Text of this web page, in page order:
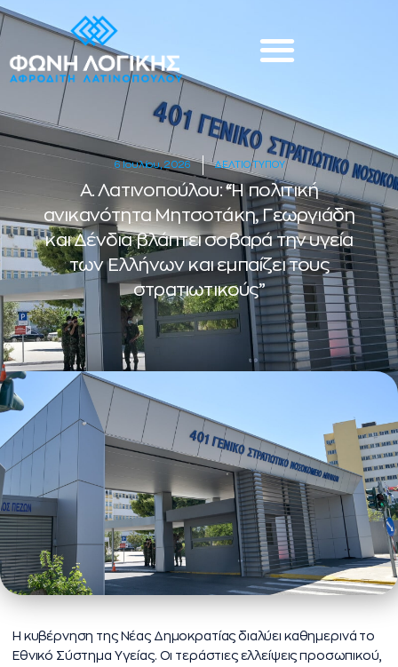
6 Ιουλίου, 2026 ΔΕΛΤΙΟ ΤΥΠΟΥ
Α. Λατινοπούλου: “Η πολιτική
ανικανότητα Μητσοτάκη, Γεωργιάδη
και Δένδια βλάπτει σοβαρά την υγεία
των Ελλήνων και εμπαίζει τους
στρατιωτικούς”
Η κυβέρνηση της Νέας Δημοκρατίας διαλύει καθημερινά το
Εθνικό Σύστημα Υγείας. Οι τεράστιες ελλείψεις προσωπικού,